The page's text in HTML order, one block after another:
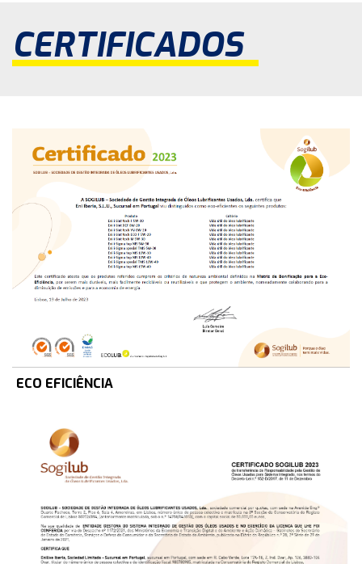
CERTIFICADOS
ECO EFICIÊNCIA